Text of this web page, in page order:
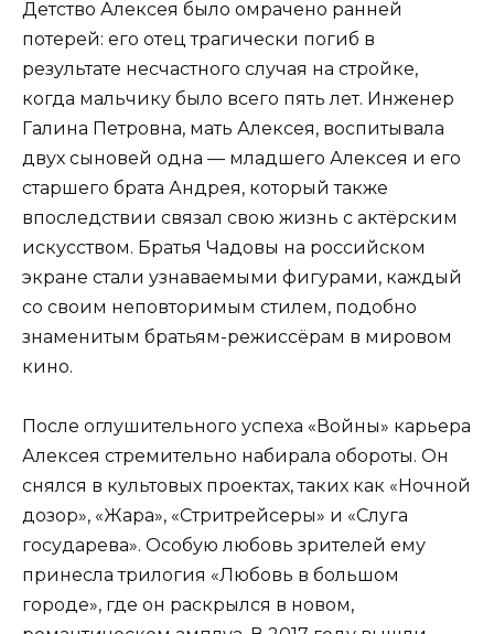
Детство Алексея было омрачено ранней
потерей: его отец трагически погиб в
результате несчастного случая на стройке,
когда мальчику было всего пять лет. Инженер
Галина Петровна, мать Алексея, воспитывала
двух сыновей одна — младшего Алексея и его
старшего брата Андрея, который также
впоследствии связал свою жизнь с актёрским
искусством. Братья Чадовы на российском
экране стали узнаваемыми фигурами, каждый
со своим неповторимым стилем, подобно
знаменитым братьям-режиссёрам в мировом
кино.
После оглушительного успеха «Войны» карьера
Алексея стремительно набирала обороты. Он
снялся в культовых проектах, таких как «Ночной
дозор», «Жара», «Стритрейсеры» и «Слуга
государева». Особую любовь зрителей ему
принесла трилогия «Любовь в большом
городе», где он раскрылся в новом,